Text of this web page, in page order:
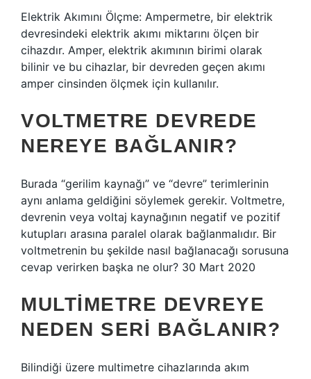
Elektrik Akımını Ölçme: Ampermetre, bir elektrik
devresindeki elektrik akımı miktarını ölçen bir
cihazdır. Amper, elektrik akımının birimi olarak
bilinir ve bu cihazlar, bir devreden geçen akımı
amper cinsinden ölçmek için kullanılır.
VOLTMETRE DEVREDE
NEREYE BAĞLANIR?
Burada “gerilim kaynağı” ve “devre” terimlerinin
aynı anlama geldiğini söylemek gerekir. Voltmetre,
devrenin veya voltaj kaynağının negatif ve pozitif
kutupları arasına paralel olarak bağlanmalıdır. Bir
voltmetrenin bu şekilde nasıl bağlanacağı sorusuna
cevap verirken başka ne olur? 30 Mart 2020
MULTIMETRE DEVREYE
NEDEN SERI BAĞLANIR?
Bilindiği üzere multimetre cihazlarında akım